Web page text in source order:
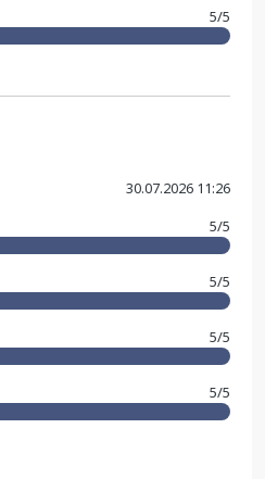
5/5
30.07.2026 11:26
5/5
5/5
5/5
5/5